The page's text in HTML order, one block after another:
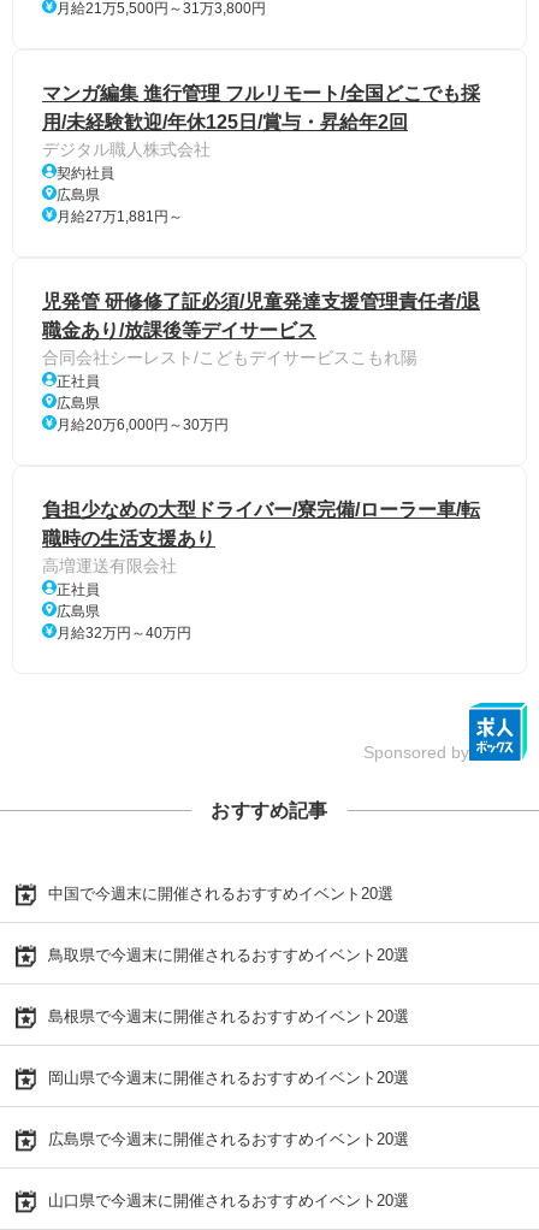
月給21万5,500円～31万3,800円
マンガ編集 進行管理 フルリモート/全国どこでも採
用/未経験歓迎/年休125日/賞与・昇給年2回
デジタル職人株式会社
契約社員
広島県
月給27万1,881円～
児発管 研修修了証必須/児童発達支援管理責任者/退
職金あり/放課後等デイサービス
合同会社シーレスト/こどもデイサービスこもれ陽
正社員
広島県
月給20万6,000円～30万円
負担少なめの大型ドライバー/寮完備/ローラー車/転
職時の生活支援あり
高増運送有限会社
正社員
広島県
月給32万円～40万円
Sponsored by
おすすめ記事
中国で今週末に開催されるおすすめイベント20選
鳥取県で今週末に開催されるおすすめイベント20選
島根県で今週末に開催されるおすすめイベント20選
岡山県で今週末に開催されるおすすめイベント20選
広島県で今週末に開催されるおすすめイベント20選
山口県で今週末に開催されるおすすめイベント20選